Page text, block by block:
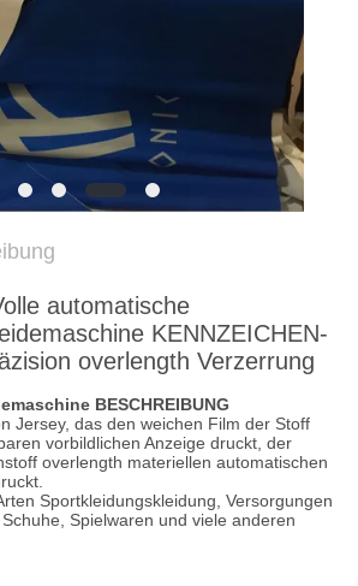
automatische
KENNZEICHEN-
overlength Verzerrung
BESCHREIBUNG
Jersey, das den weichen Film der Stoff
vorbildlichen Anzeige druckt, der
overlength materiellen automatischen
Sportkleidungskleidung, Versorgungen
Spielwaren und viele anderen